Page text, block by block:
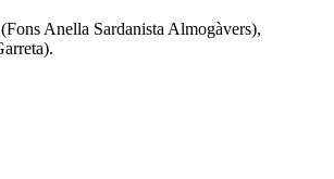
Anella Sardanista Almogàvers),